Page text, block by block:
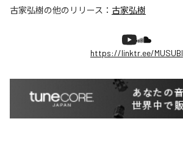
古家弘樹の他のリリース： 古家弘樹
https://linktr.ee/MUSUBI